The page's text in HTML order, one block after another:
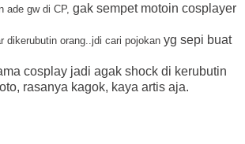
ade gw di CP, gak sempet motoin cosplayer
dikerubutin orang..jdi cari pojokan yg sepi buat
cosplay jadi agak shock di kerubutin
rasanya kagok, kaya artis aja.